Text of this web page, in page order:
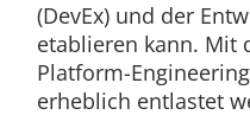
(DevEx) und der
etablieren kann. Mit
Platform-
erheblich entlastet